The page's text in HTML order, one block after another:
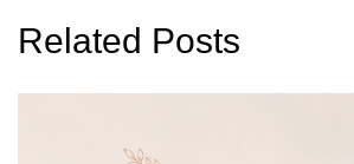
Related Posts